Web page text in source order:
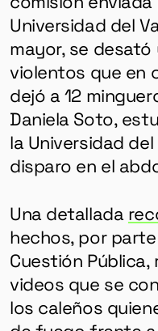
Universidad del
mayor, se
violentos que en
dejó a 12
Daniela Soto,
la Universidad
disparo en el
Una detallada
hechos, por
Cuestión
videos que se
los caleños